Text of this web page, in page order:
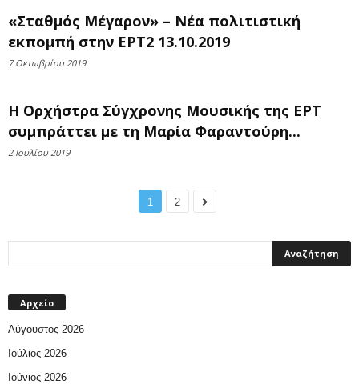
«Σταθμός Μέγαρον» – Νέα πολιτιστική
εκπομπή στην ΕΡΤ2 13.10.2019
7 Οκτωβρίου 2019
Η Ορχήστρα Σύγχρονης Μουσικής της ΕΡΤ
συμπράττει με τη Μαρία Φαραντούρη...
2 Ιουλίου 2019
1 2
Αρχείο
Αύγουστος 2026
Ιούλιος 2026
Ιούνιος 2026